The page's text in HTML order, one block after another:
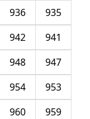
935
936
941
942
947
948
953
954
959
960